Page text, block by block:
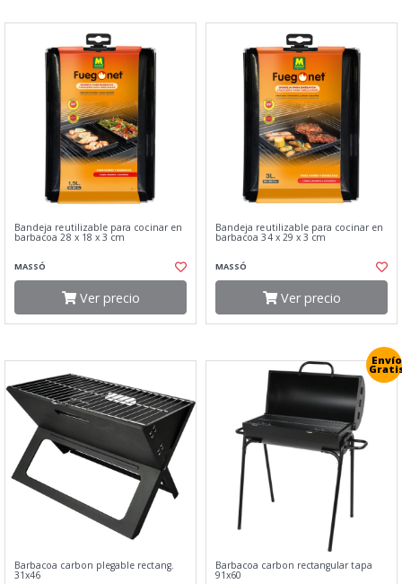
Bandeja reutilizable para cocinar en
barbacoa 28 x 18 x 3 cm
MASSÓ
Ver precio
Bandeja reutilizable para cocinar en
barbacoa 34 x 29 x 3 cm
MASSÓ
Ver precio
Barbacoa carbon plegable rectang.
31x46
Envío
Barbacoa carbon rectangular tapa
91x60